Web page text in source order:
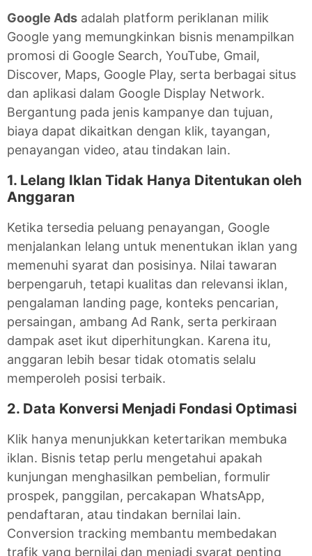
Google Ads adalah platform periklanan milik
Google yang memungkinkan bisnis menampilkan
promosi di Google Search, YouTube, Gmail,
Discover, Maps, Google Play, serta berbagai situs
dan aplikasi dalam Google Display Network.
Bergantung pada jenis kampanye dan tujuan,
biaya dapat dikaitkan dengan klik, tayangan,
penayangan video, atau tindakan lain.
1. Lelang Iklan Tidak Hanya Ditentukan oleh
Anggaran
Ketika tersedia peluang penayangan, Google
menjalankan lelang untuk menentukan iklan yang
memenuhi syarat dan posisinya. Nilai tawaran
berpengaruh, tetapi kualitas dan relevansi iklan,
pengalaman landing page, konteks pencarian,
persaingan, ambang Ad Rank, serta perkiraan
dampak aset ikut diperhitungkan. Karena itu,
anggaran lebih besar tidak otomatis selalu
memperoleh posisi terbaik.
2. Data Konversi Menjadi Fondasi Optimasi
Klik hanya menunjukkan ketertarikan membuka
iklan. Bisnis tetap perlu mengetahui apakah
kunjungan menghasilkan pembelian, formulir
prospek, panggilan, percakapan WhatsApp,
pendaftaran, atau tindakan bernilai lain.
Conversion tracking membantu membedakan
trafik yang bernilai dan menjadi syarat penting